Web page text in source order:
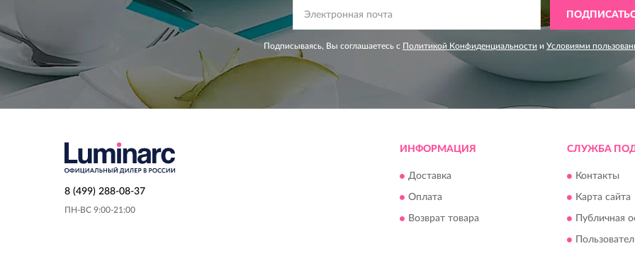
Подписываясь, Вы соглашаетесь с Политикой Конфиденциальности и Условиями
8 (499) 288-08-37
ПН-ВС 9:00-21:00
ИНФОРМАЦИЯ
Доставка
Оплата
Возврат товара
СЛУЖБА
Контакты
Карта сайта
Публичная